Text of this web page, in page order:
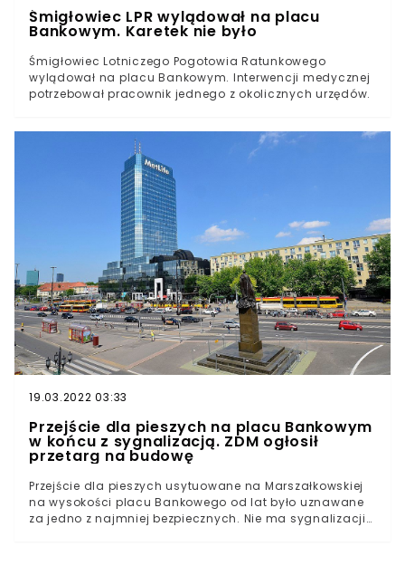
Śmigłowiec LPR wylądował na placu
Bankowym. Karetek nie było
Śmigłowiec Lotniczego Pogotowia Ratunkowego
wylądował na placu Bankowym. Interwencji medycznej
potrzebował pracownik jednego z okolicznych urzędów.
19.03.2022 03:33
Przejście dla pieszych na placu Bankowym
w końcu z sygnalizacją. ZDM ogłosił
przetarg na budowę
Przejście dla pieszych usytuowane na Marszałkowskiej
na wysokości placu Bankowego od lat było uznawane
za jedno z najmniej bezpiecznych. Nie ma sygnalizacji